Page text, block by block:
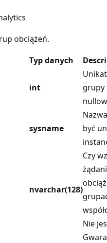
obciążeń.
Typ danych
int
grupy
sysname
być
nvarchar(128)
Czy
Nie